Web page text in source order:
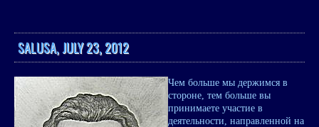
SALUSA, JULY 23, 2012
Чем больше мы держимся в
стороне, тем больше вы
принимаете участие в
деятельности, направленной на